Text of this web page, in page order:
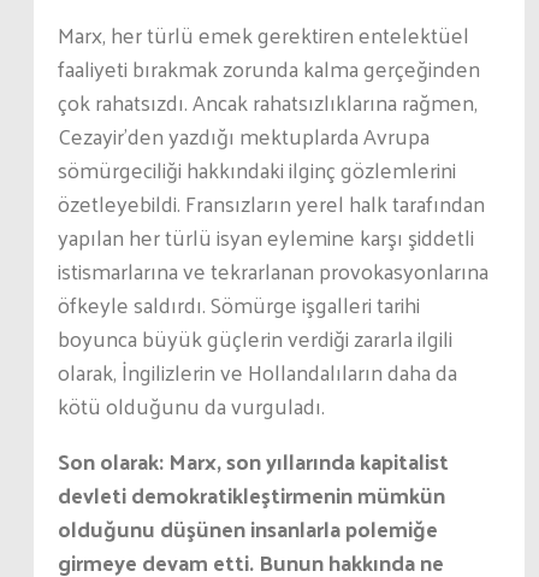
Marx, her türlü emek gerektiren entelektüel
faaliyeti bırakmak zorunda kalma gerçeğinden
çok rahatsızdı. Ancak rahatsızlıklarına rağmen,
Cezayir’den yazdığı mektuplarda Avrupa
sömürgeciliği hakkındaki ilginç gözlemlerini
özetleyebildi. Fransızların yerel halk tarafından
yapılan her türlü isyan eylemine karşı şiddetli
istismarlarına ve tekrarlanan provokasyonlarına
öfkeyle saldırdı. Sömürge işgalleri tarihi
boyunca büyük güçlerin verdiği zararla ilgili
olarak, İngilizlerin ve Hollandalıların daha da
kötü olduğunu da vurguladı.
Son olarak: Marx, son yıllarında kapitalist
devleti demokratikleştirmenin mümkün
olduğunu düşünen insanlarla polemiğe
girmeye devam etti. Bunun hakkında ne